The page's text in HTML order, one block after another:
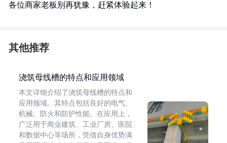
各位商家老板别再犹豫，赶紧体验起来！
其他推荐
浇筑母线槽的特点和应用领域
本文详细介绍了浇筑母线槽的特点和
应用领域。其特点包括良好的电气、
机械、防火和防护性能。在应用上，
广泛用于商业建筑、工业厂房、医院
和数据中心等场所，凭借自身优势满